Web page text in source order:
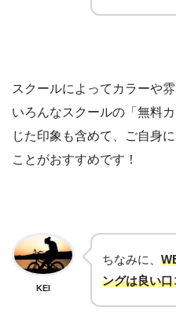
スクールによってカラーや
いろんなスクールの「無料
じた印象も含めて、ご自身
ことがおすすめです！
KEI
ちなみに、
ングは良い